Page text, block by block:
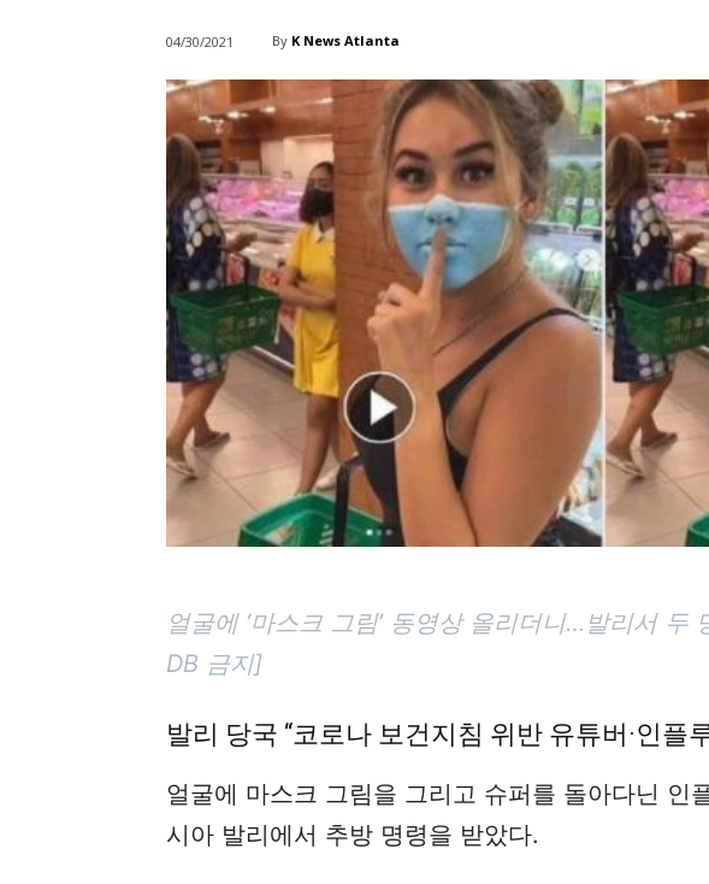
04/30/2021 By K News Atlanta
얼굴에 ‘마스크 그림’ 동영상 올리더니…발리서 두
DB 금지]
발리 당국 “코로나 보건지침 위반 유튜버·인플
얼굴에 마스크 그림을 그리고 슈퍼를 돌아다닌 인
시아 발리에서 추방 명령을 받았다.